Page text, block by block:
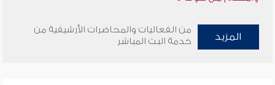
سلسلة محاضرات نفحات رمضانية 1444هـ
المزيد
من الفعاليات والمحاضرات الأرشيفية من
خدمة البث المباشر